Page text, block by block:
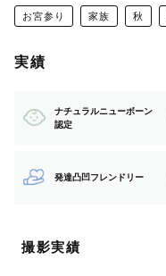
ーンフォト、
ご機嫌がナナメのスタ
ペースを合わせて和や
楽器と一緒の写真など
お宮参り 家族 秋
実績
ナチュラルニューボーン
認定
発達凸凹フレンドリー
撮影実績